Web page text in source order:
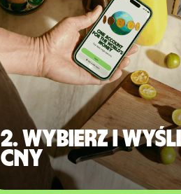
2. Wybierz i
CNY